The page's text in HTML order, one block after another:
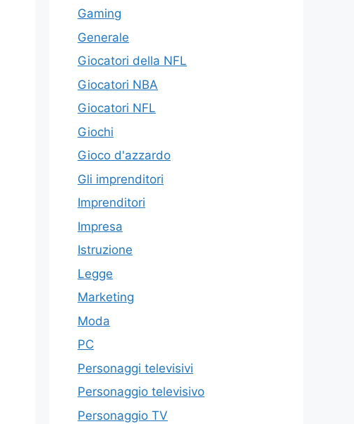
Gaming
Generale
Giocatori della NFL
Giocatori NBA
Giocatori NFL
Giochi
Gioco d'azzardo
Gli imprenditori
Imprenditori
Impresa
Istruzione
Legge
Marketing
Moda
PC
Personaggi televisivi
Personaggio televisivo
Personaggio TV